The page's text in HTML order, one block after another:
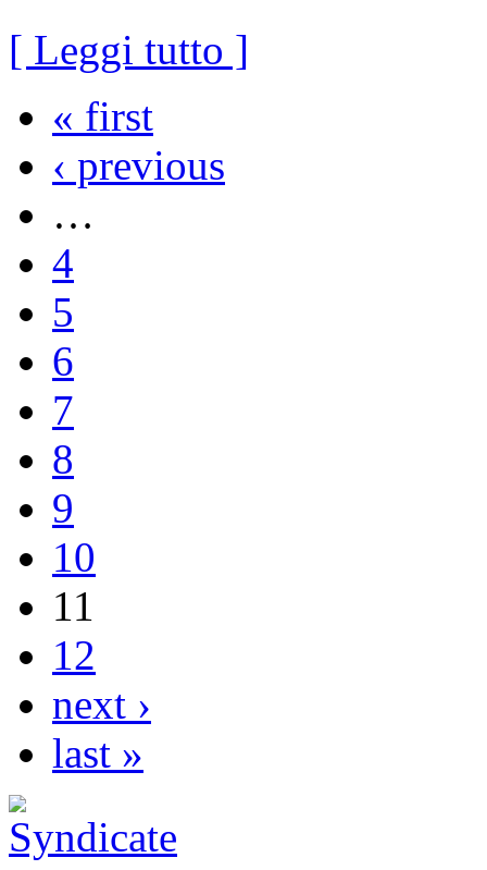
[ Leggi tutto ]
« first
‹ previous
…
4
5
6
7
8
9
10
11
12
next ›
last »